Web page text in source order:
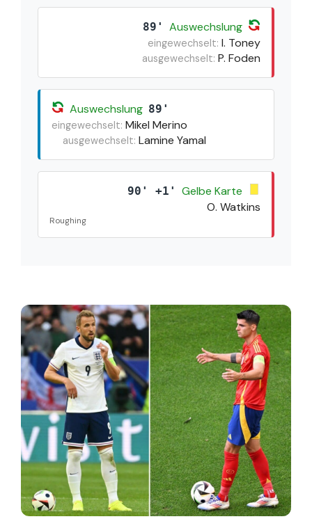
89' Auswechslung
eingewechselt: I. Toney
ausgewechselt: P. Foden
Auswechslung 89'
eingewechselt: Mikel Merino
ausgewechselt: Lamine Yamal
90' +1'
Gelbe Karte
O. Watkins
Roughing